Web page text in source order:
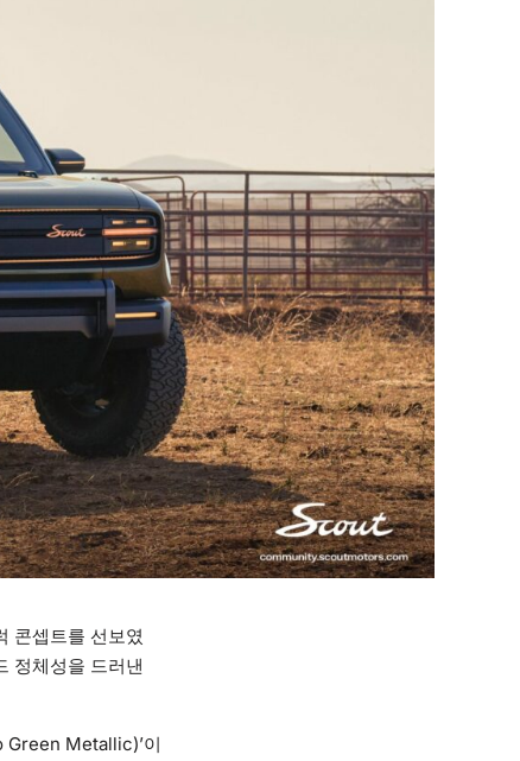
콘셉트를 선보였
정체성을 드러낸
Green Metallic)’이